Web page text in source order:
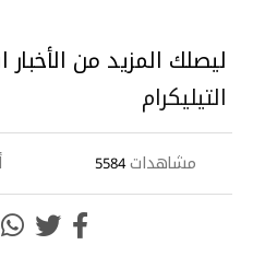
ليصلك المزيد من
التيليكرام
مشاهدات5584